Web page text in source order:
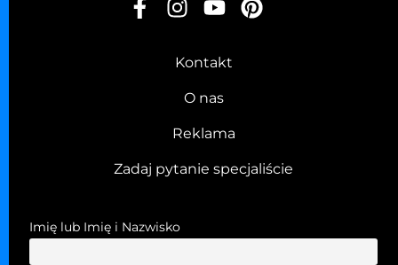
Kontakt
O nas
Reklama
Zadaj pytanie specjaliście
Imię lub Imię i Nazwisko